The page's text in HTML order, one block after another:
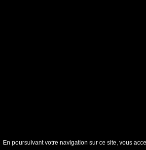
En poursuivant votre navigation sur ce site, vous